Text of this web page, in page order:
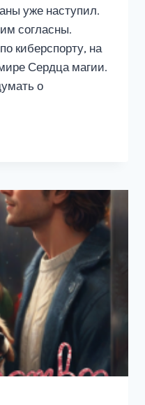
уже наступил.
согласны.
киберспорту, на
Сердца магии.
о